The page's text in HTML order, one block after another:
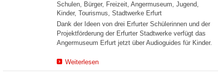
Schulen, Bürger, Freizeit, Angermuseum, Jugend,
Kinder, Tourismus, Stadtwerke Erfurt
Dank der Ideen von drei Erfurter Schülerinnen und der
Projektförderung der Erfurter Stadtwerke verfügt das
Angermuseum Erfurt jetzt über Audioguides für Kinder.
Weiterlesen